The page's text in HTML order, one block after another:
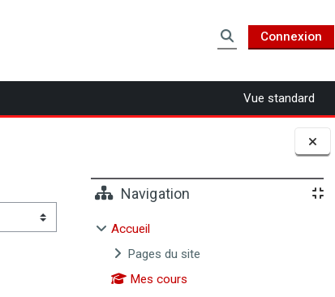
BlocsNavigation
Accueil
Pages du site
Mes cours
Connexion
Vue standard